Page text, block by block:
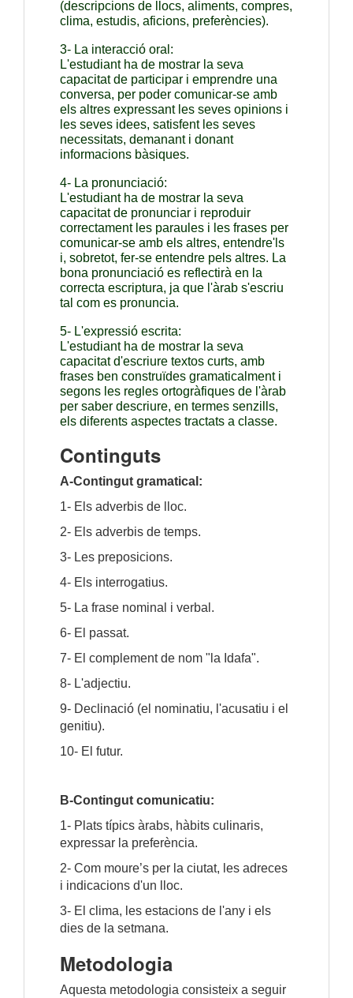
(descripcions de llocs, aliments, compres,
clima, estudis, aficions, preferències).
3- La interacció oral:
L'estudiant ha de mostrar la seva
capacitat de participar i emprendre una
conversa, per poder comunicar-se amb
els altres expressant les seves opinions i
les seves idees, satisfent les seves
necessitats, demanant i donant
informacions bàsiques.
4- La pronunciació:
L'estudiant ha de mostrar la seva
capacitat de pronunciar i reproduir
correctament les paraules i les frases per
comunicar-se amb els altres, entendre'ls
i, sobretot, fer-se entendre pels altres. La
bona pronunciació es reflectirà en la
correcta escriptura, ja que l'àrab s'escriu
tal com es pronuncia.
5- L'expressió escrita:
L'estudiant ha de mostrar la seva
capacitat d'escriure textos curts, amb
frases ben construïdes gramaticalment i
segons les regles ortogràfiques de l'àrab
per saber descriure, en termes senzills,
els diferents aspectes tractats a classe.
Continguts
A-Contingut gramatical:
1- Els adverbis de lloc.
2- Els adverbis de temps.
3- Les preposicions.
4- Els interrogatius.
5- La frase nominal i verbal.
6- El passat.
7- El complement de nom "la Idafa".
8- L'adjectiu.
9- Declinació (el nominatiu, l'acusatiu i el
genitiu).
10- El futur.
B-Contingut comunicatiu:
1- Plats típics àrabs, hàbits culinaris,
expressar la preferència.
2- Com moure’s per la ciutat, les adreces
i indicacions d'un lloc.
3- El clima, les estacions de l'any i els
dies de la setmana.
Metodologia
Aquesta metodologia consisteix a seguir